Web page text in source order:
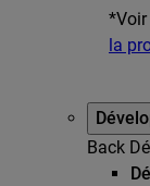
*Voir
la
Back